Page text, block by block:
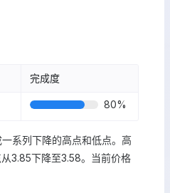
完成度
80%
系列下降的高点和低点。高
3.85下降至3.58。当前价格